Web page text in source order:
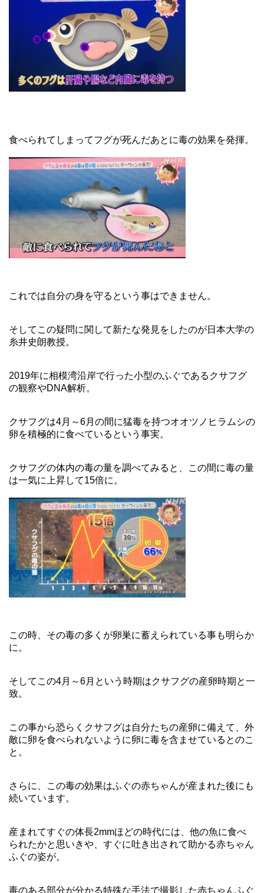
食べられてしまってフグが死んだあとに毒の効果を発揮。
これでは自分の身を守るという事はできません。
そしてこの疑問に関して新たな発見をしたのが日本大学の
糸井史朗教授。
2019年に相模湾沿岸で行った小型のふぐであるクサフグ
の観察やDNA解析。
クサフグは4月～6月の間に猛毒を持つオオツノヒラムシの
卵を積極的に食べているという事実。
クサフグの体内の毒の量を調べてみると、この間に毒の量
は一気に上昇して15倍に。
この時、その毒の多くが卵巣に蓄えられている事も明らか
に。
そしてこの4月～6月という時期はクサフグの産卵時期と一
致。
この事から恐らくクサフグは自分たちの産卵に備えて、外
敵に卵を食べられないように卵に毒を含ませているとのこ
と。
さらに、この毒の効果はふぐの赤ちゃんが産まれた後にも
続いています。
産まれてすぐの体長2mmほどの時代には、他の魚に食べ
られたかと思いきや、すぐに吐き出されて助かる赤ちゃん
ふぐの姿が。
毒のある部分が分かる特殊な手法で撮影した赤ちゃんふぐ